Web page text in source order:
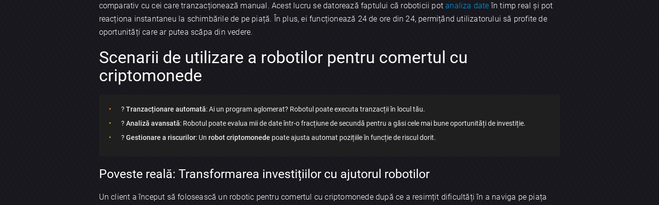
comparativ cu cei care tranzacționează manual. Acest lucru se datorează faptului că roboticii potanaliza date în timp real și pot
reacționa instantaneu la schimbările de pe piață. În plus, ei funcționează 24 de ore din 24, permițând utilizatorului să profite de
oportunități care ar putea scăpa din vedere.
Scenarii de utilizare a robotilor pentru comertul cu
criptomonede
? Tranzacționare automată: Ai un program aglomerat? Robotul poate executa tranzacții în locul tău.
? Analiză avansată: Robotul poate evalua mii de date într-o fracțiune de secundă pentru a găsi cele mai bune oportunități de investiție.
? Gestionare a riscurilor: Un robot criptomonede poate ajusta automat pozițiile în funcție de riscul dorit.
Poveste reală: Transformarea investițiilor cu ajutorul robotilor
Un client a început să folosească un robotic pentru comertul cu criptomonede după ce a resimțit dificultăți în a naviga pe piața